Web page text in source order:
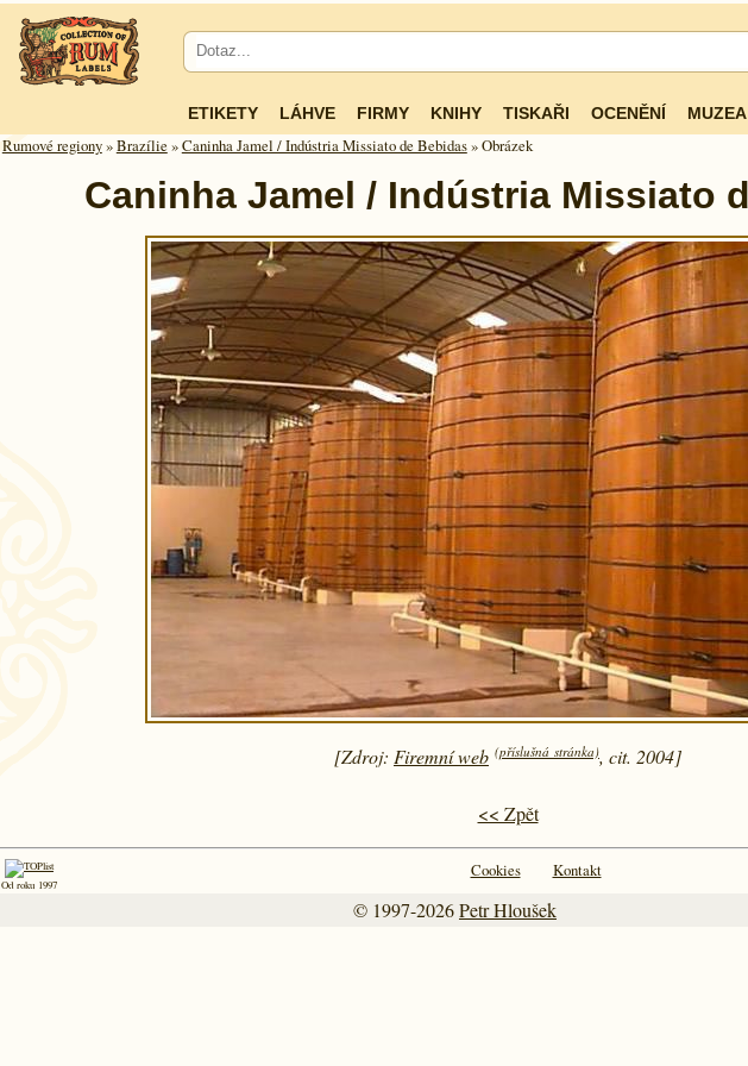
ETIKETY LÁHVE FIRMY KNIHY TISKAŘI OCENĚNÍ MUZEA
Rumové regiony»Brazílie »Caninha Jamel / Indústria Missiato de Bebidas» Obrázek
Caninha Jamel / Indústria Missiato
[Zdroj: Firemní web (příslušná stránka), cit. 2004]
<< Zpět
Od roku 1997
Cookies Kontakt
© 1997-2026Petr Hloušek